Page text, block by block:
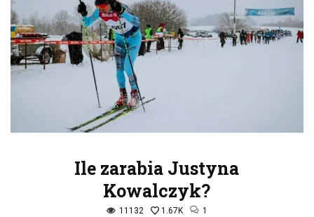
Ile zarabia Justyna
Kowalczyk?
11132 1.67K 1